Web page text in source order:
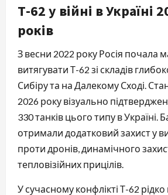
Т-62 у війні в Україні
років
З весни 2022 року Росія почала
витягувати Т-62 зі складів
Сибіру та на Далекому Сході.
2026 року візуально
330 танків цього типу в Україні.
отримали додатковий захист у
проти дронів, динамічного
тепловізійних прицілів.
У сучасному конфлікті Т-62